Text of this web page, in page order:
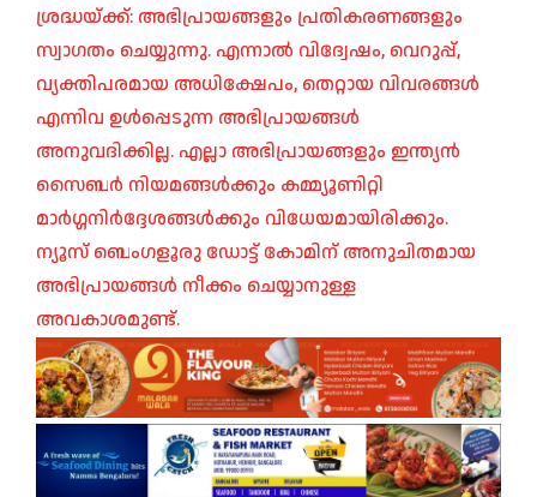
ശ്രദ്ധയ്ക്ക്: അഭിപ്രായങ്ങളും പ്രതികരണങ്ങളും
സ്വാഗതം ചെയ്യുന്നു. എന്നാൽ വിദ്വേഷം, വെറുപ്പ്,
വ്യക്തിപരമായ അധിക്ഷേപം, തെറ്റായ വിവരങ്ങൾ
എന്നിവ ഉൾപ്പെടുന്ന അഭിപ്രായങ്ങൾ
അനുവദിക്കില്ല. എല്ലാ അഭിപ്രായങ്ങളും ഇന്ത്യൻ
സൈബർ നിയമങ്ങൾക്കും കമ്മ്യൂണിറ്റി
മാർഗ്ഗനിർദ്ദേശങ്ങൾക്കും വിധേയമായിരിക്കും.
ന്യൂസ് ബെംഗളൂരു ഡോട്ട് കോമിന് അനുചിതമായ
അഭിപ്രായങ്ങൾ നീക്കം ചെയ്യാനുള്ള
അവകാശമുണ്ട്.